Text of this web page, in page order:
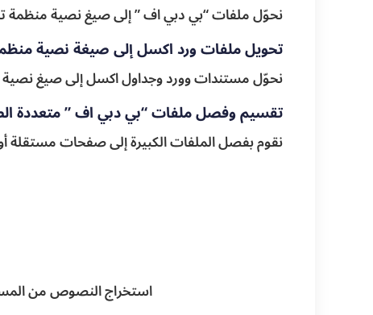
نحوّل ملفات “بي دبي اف ” إلى صيغ نصية منظمة
تحويل ملفات ورد اكسل إلى صيغة نصية
نحوّل مستندات وورد وجداول اكسل إلى صيغ نصية
تقسيم وفصل ملفات “بي دبي اف ” متعددة
نقوم بفصل الملفات الكبيرة إلى صفحات مستقلة
استخراج النصوص من